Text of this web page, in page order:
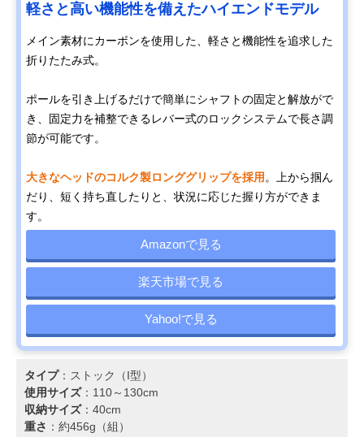
軽さと高い機能性を備えたハイエンドモデル
メイン素材にカーボンを使用した、軽さと機能性を追求した
折りたたみ式。
ポールを引き上げるだけで簡単にシャフトの固定と解放がで
き、固定力を補整できるレバー式のロックシステムで長さ調
節が可能です。
大きなヘッドのコルク製ロンググリップを採用。上から掴ん
だり、短く持ち直したりと、状況に応じた握り方ができま
す。
Amazonで見る
楽天市場で見る
Yahoo!で見る
タイプ：ストック（I型）
使用サイズ：110～130cm
収納サイズ：40cm
重さ ：約456g（組）